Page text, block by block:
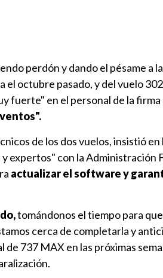
perdón y dando el pésame a
octubre pasado, y del vuelo
fuerte" en el personal de la
de los dos vuelos, insistió
expertos" con la Administración
actualizar el software y
tomándonos el tiempo para
cerca de completarla y
737 MAX en las próximas